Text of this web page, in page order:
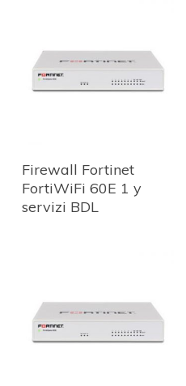
Firewall Fortinet
FortiWiFi 60E 1 y
servizi BDL